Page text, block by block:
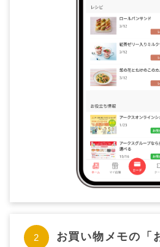
お買い物メモの「